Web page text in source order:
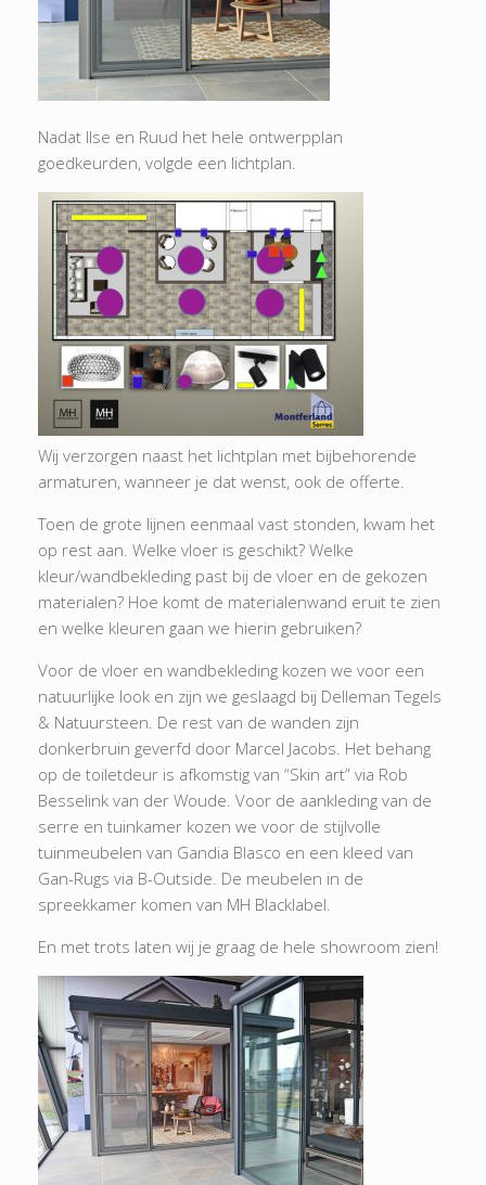
Nadat Ilse en Ruud het hele ontwerpplan
goedkeurden, volgde een lichtplan.
Wij verzorgen naast het lichtplan met bijbehorende
armaturen, wanneer je dat wenst, ook de offerte.
Toen de grote lijnen eenmaal vast stonden, kwam het
op rest aan. Welke vloer is geschikt? Welke
kleur/wandbekleding past bij de vloer en de gekozen
materialen? Hoe komt de materialenwand eruit te zien
en welke kleuren gaan we hierin gebruiken?
Voor de vloer en wandbekleding kozen we voor een
natuurlijke look en zijn we geslaagd bij Delleman Tegels
& Natuursteen. De rest van de wanden zijn
donkerbruin geverfd door Marcel Jacobs. Het behang
op de toiletdeur is afkomstig van “Skin art” via Rob
Besselink van der Woude. Voor de aankleding van de
serre en tuinkamer kozen we voor de stijlvolle
tuinmeubelen van Gandia Blasco en een kleed van
Gan-Rugs via B-Outside. De meubelen in de
spreekkamer komen van MH Blacklabel.
En met trots laten wij je graag de hele showroom zien!